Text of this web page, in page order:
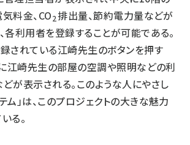
料金、CO2排出量、節約電力量などが
各利用者を登録することが可能である。
されている江崎先生のボタンを押す
に江崎先生の部屋の空調や照明などの利
が表示される。このような人にやさし
ム」は、このプロジェクトの大きな魅力
る。